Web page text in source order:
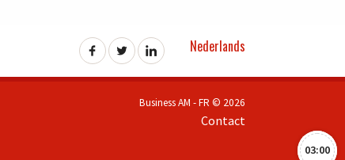
03:00
Nederlands
Business AM - FR © 2026
Contact